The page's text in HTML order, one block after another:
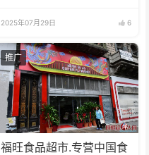
2025年07月29日 6
推广
福旺食品超市.专营中国食